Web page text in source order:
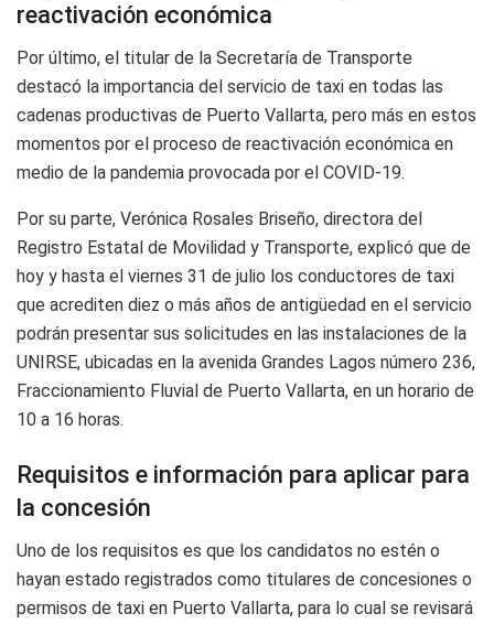
reactivación económica
Por último, el titular de la Secretaría de Transporte
destacó la importancia del servicio de taxi en todas las
cadenas productivas de Puerto Vallarta, pero más en estos
momentos por el proceso de reactivación económica en
medio de la pandemia provocada por el COVID-19.
Por su parte, Verónica Rosales Briseño, directora del
Registro Estatal de Movilidad y Transporte, explicó que de
hoy y hasta el viernes 31 de julio los conductores de taxi
que acrediten diez o más años de antigüedad en el servicio
podrán presentar sus solicitudes en las instalaciones de la
UNIRSE, ubicadas en la avenida Grandes Lagos número 236,
Fraccionamiento Fluvial de Puerto Vallarta, en un horario de
10 a 16 horas.
Requisitos e información para aplicar para
la concesión
Uno de los requisitos es que los candidatos no estén o
hayan estado registrados como titulares de concesiones o
permisos de taxi en Puerto Vallarta, para lo cual se revisará